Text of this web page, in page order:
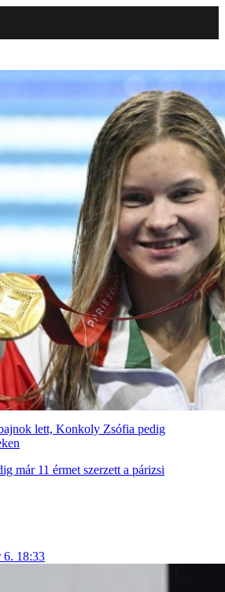
lett, Konkoly Zsófia pedig
már 11 érmet szerzett a párizsi
6. 18:33